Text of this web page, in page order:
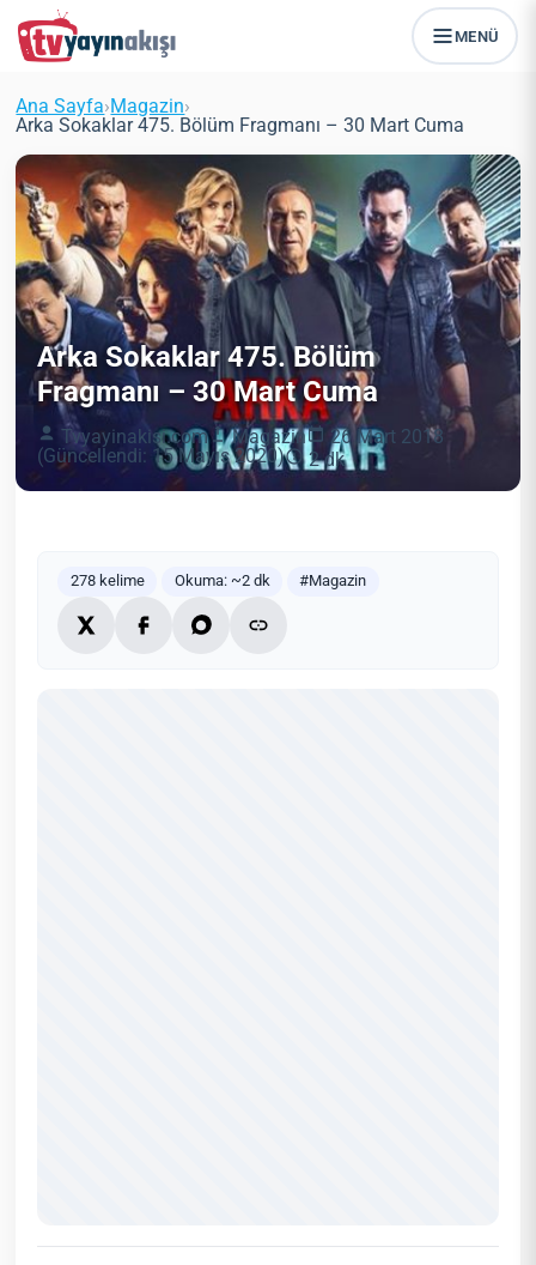
MENÜ
Ana Sayfa›Magazin›
Arka Sokaklar 475. Bölüm Fragmanı – 30 Mart Cuma
Arka Sokaklar 475. Bölüm
Fragmanı – 30 Mart Cuma
Tvyayinakisi.com Magazin
26 Mart 2018
(Güncellendi: 15 Mayıs 2020)
2 dk
278 kelime Okuma: ~2 dk #Magazin